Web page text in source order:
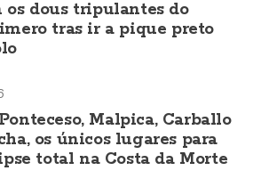
os dous tripulantes do
tras ir a pique preto
Malpica, Carballo
os únicos lugares para
total na Costa da Morte